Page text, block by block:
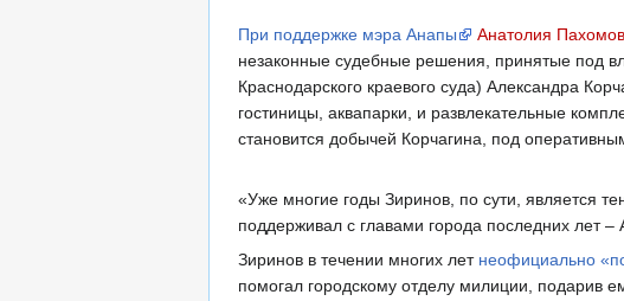
При поддержке мэра Анапы Анатолия
незаконные судебные решения, принятые под
Краснодарского краевого суда) Александра
гостиницы, аквапарки, и развлекательные
становится добычей Корчагина, под
«Уже многие годы Зиринов, по сути, является
поддерживал с главами города последних лет
Зиринов в течении многих лет неофициально
помогал городскому отделу милиции, подарив